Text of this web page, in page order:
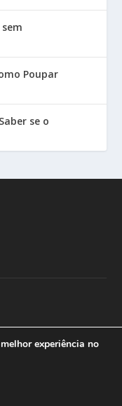
Poupar
se o
experiência no